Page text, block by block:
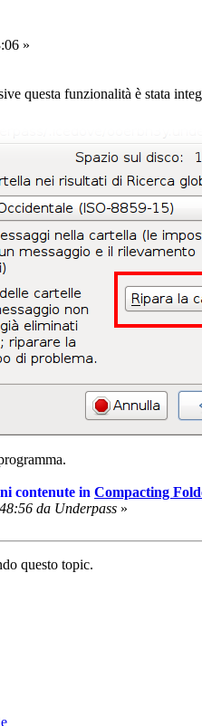
»
questa funzionalità è stata
contenute in Compacting
da Underpass »
questo topic.